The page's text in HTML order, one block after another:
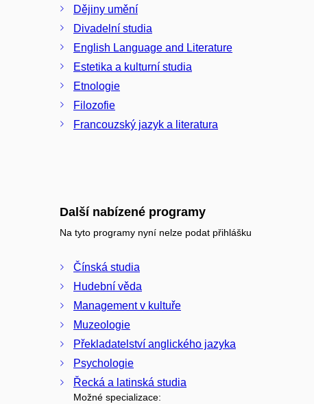
Dějiny umění
Divadelní studia
English Language and Literature
Estetika a kulturní studia
Etnologie
Filozofie
Francouzský jazyk a literatura
Další nabízené programy
Na tyto programy nyní nelze podat přihlášku
Čínská studia
Hudební věda
Management v kultuře
Muzeologie
Překladatelství anglického jazyka
Psychologie
Řecká a latinská studia
Možné specializace: